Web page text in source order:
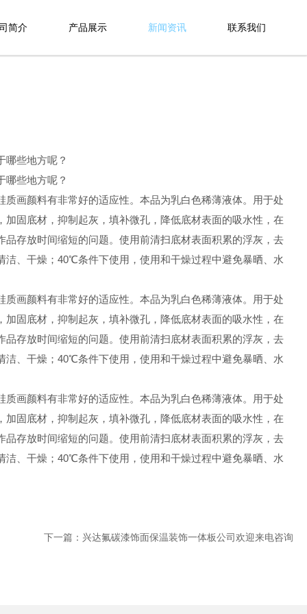
简介 产品展示 新闻资讯 联系我们
哪些地方呢？
哪些地方呢？
画颜料有非常好的适应性。本品为乳白色稀薄液体。用于处
固底材，抑制起灰，填补微孔，降低底材表面的吸水性，在
存放时间缩短的问题。使用前清扫底材表面积累的浮灰，去
、干燥；40℃条件下使用，使用和干燥过程中避免暴晒、水
画颜料有非常好的适应性。本品为乳白色稀薄液体。用于处
固底材，抑制起灰，填补微孔，降低底材表面的吸水性，在
存放时间缩短的问题。使用前清扫底材表面积累的浮灰，去
、干燥；40℃条件下使用，使用和干燥过程中避免暴晒、水
画颜料有非常好的适应性。本品为乳白色稀薄液体。用于处
固底材，抑制起灰，填补微孔，降低底材表面的吸水性，在
存放时间缩短的问题。使用前清扫底材表面积累的浮灰，去
、干燥；40℃条件下使用，使用和干燥过程中避免暴晒、水
下一篇：兴达氟碳漆饰面保温装饰一体板公司欢迎来电咨询